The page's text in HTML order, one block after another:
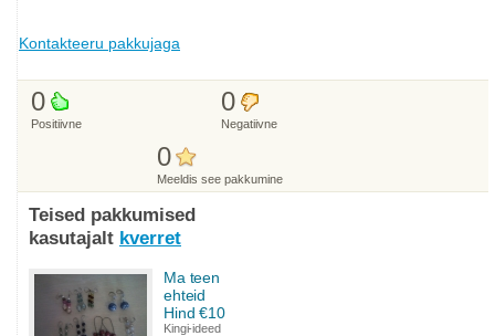
Kontakteeru pakkujaga
0
Positiivne
0
Negatiivne
0
Meeldis see pakkumine
Teised pakkumised
kasutajalt kverret
Ma teen
ehteid
Hind €10
Kingi-ideed